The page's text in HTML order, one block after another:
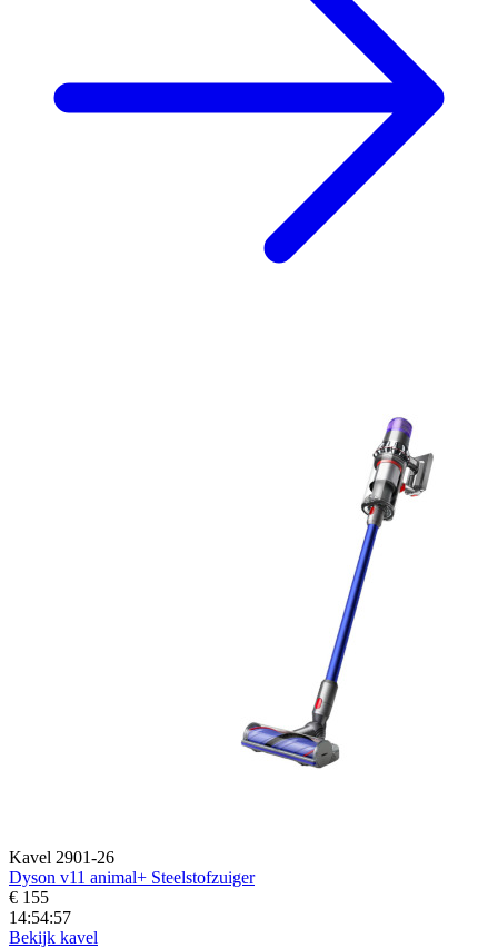
Kavel 2901-26
Dyson v11 animal+ Steelstofzuiger
€ 155
14:54:56
Bekijk kavel